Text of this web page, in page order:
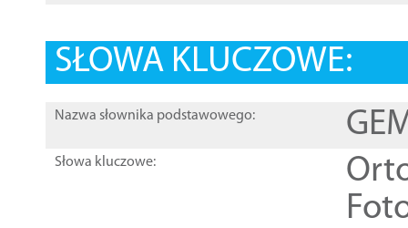
SŁOWA KLUCZOWE:
Nazwa słownika podstawowego:
Słowa kluczowe: